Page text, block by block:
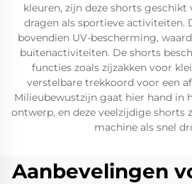
kleuren, zijn deze shorts
dragen als sportieve activiteiten.
bovendien UV-bescherming,
buitenactiviteiten. De shorts
functies zoals zijzakken voor
verstelbare trekkoord voor een
Milieubewustzijn gaat hier hand in
ontwerp, en deze veelzijdige shorts
machine als snel
Aanbevelingen